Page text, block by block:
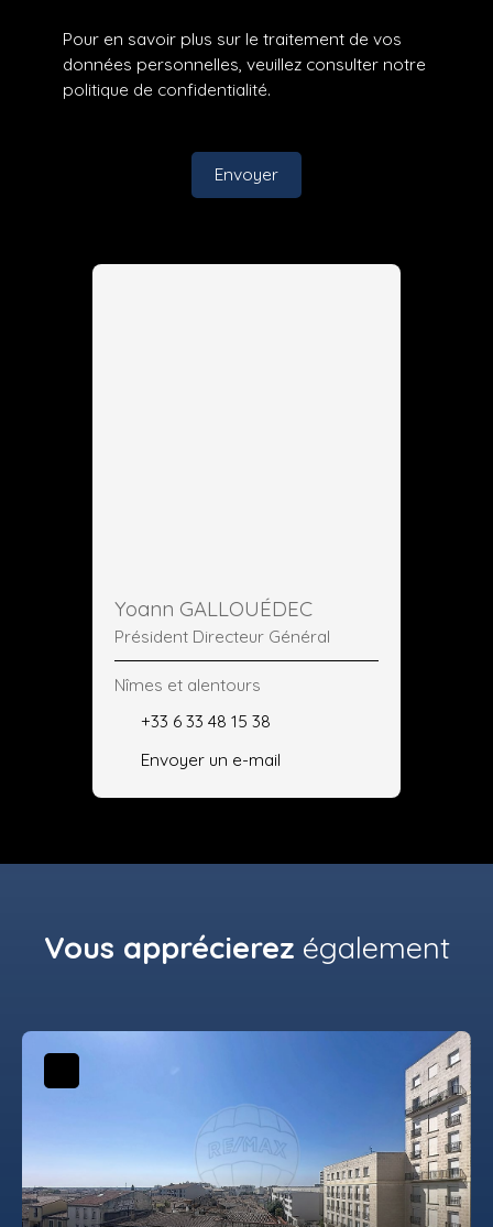
Pour en savoir plus sur le traitement de vos
données personnelles, veuillez consulter notre
politique de confidentialité.
Envoyer
Yoann GALLOUÉDEC
Président Directeur Général
Nîmes et alentours
+33 6 33 48 15 38
Envoyer un e-mail
Vous apprécierez également